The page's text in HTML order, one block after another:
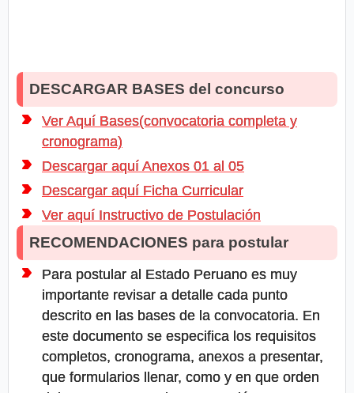
DESCARGAR BASES del concurso
Ver Aquí Bases(convocatoria completa y
cronograma)
Descargar aquí Anexos 01 al 05
Descargar aquí Ficha Curricular
Ver aquí Instructivo de Postulación
RECOMENDACIONES para postular
Para postular al Estado Peruano es muy
importante revisar a detalle cada punto
descrito en las bases de la convocatoria. En
este documento se especifica los requisitos
completos, cronograma, anexos a presentar,
que formularios llenar, como y en que orden